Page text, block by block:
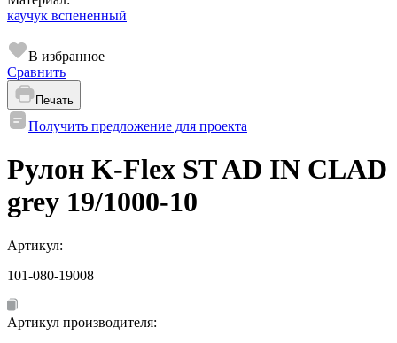
каучук вспененный
В избранное
Сравнить
Печать
Получить предложение для проекта
Рулон K-Flex ST AD IN CLAD
grey 19/1000-10
Артикул:
101-080-19008
Артикул производителя: